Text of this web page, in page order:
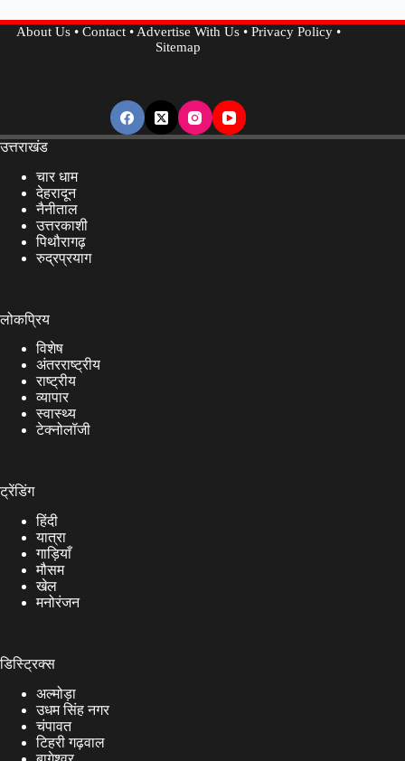
बढ़ेगा
About Us• Contact•Advertise With Us• Privacy Policy•
Sitemap
उत्तराखंड
चार धाम
देहरादून
नैनीताल
उत्तरकाशी
पिथौरागढ़
रुद्रप्रयाग
लोकप्रिय
विशेष
अंतरराष्ट्रीय
राष्ट्रीय
व्यापार
स्वास्थ्य
टेक्नोलॉजी
ट्रेंडिंग
हिंदी
यात्रा
गाड़ियाँ
मौसम
खेल
मनोरंजन
डिस्ट्रिक्स
अल्मोड़ा
उधम सिंह नगर
चंपावत
टिहरी गढ़वाल